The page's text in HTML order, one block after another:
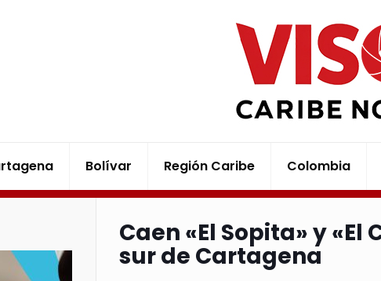
Bolívar Región Caribe Colombia
Caen «El Sopita» y
sur de Cartagena